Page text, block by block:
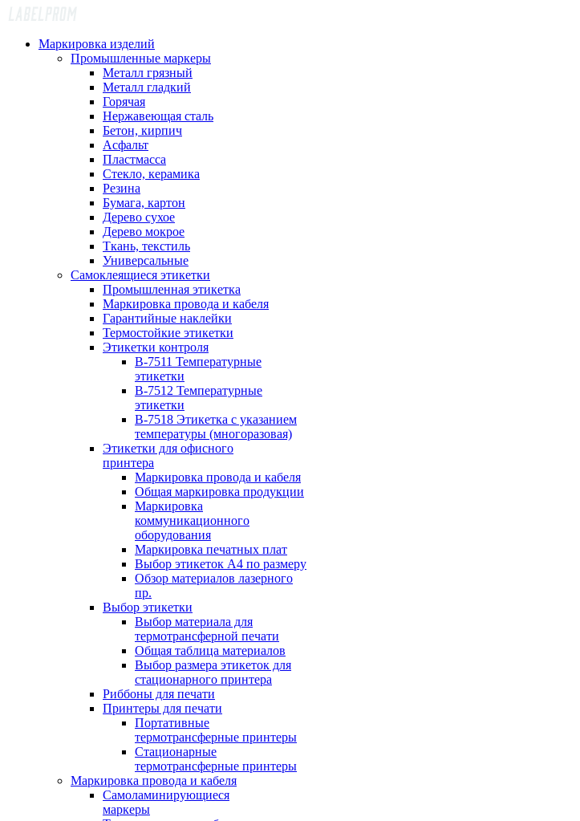
Маркировка изделий
Промышленные маркеры
Металл грязный
Металл гладкий
Горячая
Нержавеющая сталь
Бетон, кирпич
Асфальт
Пластмасса
Стекло, керамика
Резина
Бумага, картон
Дерево сухое
Дерево мокрое
Ткань, текстиль
Универсальные
Самоклеящиеся этикетки
Промышленная этикетка
Маркировка провода и кабеля
Гарантийные наклейки
Термостойкие этикетки
Этикетки контроля
B-7511 Температурные
этикетки
B-7512 Температурные
этикетки
B-7518 Этикетка с указанием
температуры (многоразовая)
Этикетки для офисного
принтера
Маркировка провода и кабеля
Общая маркировка продукции
Маркировка
коммуникационного
оборудования
Маркировка печатных плат
Выбор этикеток А4 по размеру
Обзор материалов лазерного
пр.
Выбор этикетки
Выбор материала для
термотрансферной печати
Общая таблица материалов
Выбор размера этикеток для
стационарного принтера
Риббоны для печати
Принтеры для печати
Портативные
термотрансферные принтеры
Стационарные
термотрансферные принтеры
Маркировка провода и кабеля
Самоламинирующиеся
маркеры